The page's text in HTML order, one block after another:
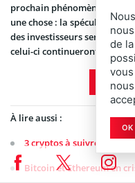
prochain phénomène viral
une chose : la spéculation
des investisseurs seront
celui-ci continueront
À lire aussi :
3 cryptos à suivre
Bitcoin et Ethereum en
de
OK